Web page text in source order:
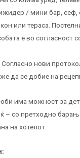
/ мини бар, сеф,
или тераса.
е во согласност
Согласно нови
да се добие на
има можност за
– со претходно
на хотелот.